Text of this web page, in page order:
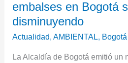
embalses en Bogotá
disminuyendo
Actualidad,AMBIENTAL,
La Alcaldía de Bogotá emitió un
Nivel
de
los
en